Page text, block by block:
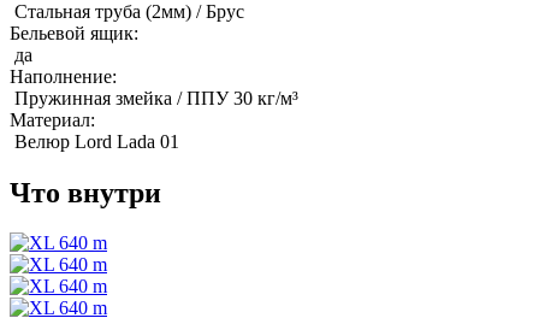
Стальная труба (2мм) / Брус
Бельевой ящик:
да
Наполнение:
Пружинная змейка / ППУ 30 кг/м³
Материал:
Велюр Lord Lada 01
Что внутри